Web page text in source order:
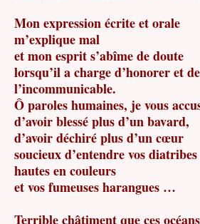
Mon expression écrite et orale
m’explique mal
et mon esprit s’abîme de doute
lorsqu’il a charge d’honorer et
l’incommunicable.
Ô paroles humaines, je vous
d’avoir blessé plus d’un bavard,
d’avoir déchiré plus d’un cœur
soucieux d’entendre vos diatribes
hautes en couleurs
et vos fumeuses harangues …
Terrible châtiment que ces